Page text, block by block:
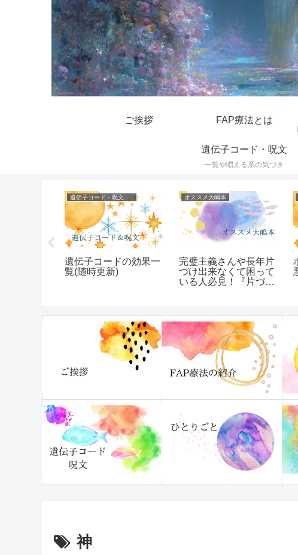
ご挨拶 FAP療法とは
遺伝子コード・呪文
一覧や唱える系の気づき
遺伝子コード・呪文一覧
遺伝子コードの効果一
覧(随時更新)
オススメ大嶋本
完璧主義さんや長年片
づけ出来なくて困って
いる人必見！『片づけ
神